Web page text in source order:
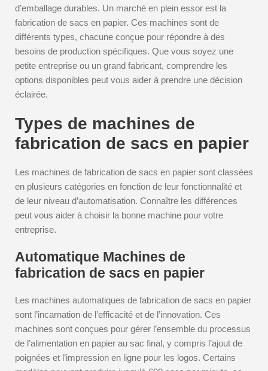
d’emballage durables. Un marché en plein essor est la
fabrication de sacs en papier. Ces machines sont de
différents types, chacune conçue pour répondre à des
besoins de production spécifiques. Que vous soyez une
petite entreprise ou un grand fabricant, comprendre les
options disponibles peut vous aider à prendre une décision
éclairée.
Types de machines de
fabrication de sacs en papier
Les machines de fabrication de sacs en papier sont classées
en plusieurs catégories en fonction de leur fonctionnalité et
de leur niveau d’automatisation. Connaître les différences
peut vous aider à choisir la bonne machine pour votre
entreprise.
Automatique Machines de
fabrication de sacs en papier
Les machines automatiques de fabrication de sacs en papier
sont l’incarnation de l’efficacité et de l’innovation. Ces
machines sont conçues pour gérer l’ensemble du processus
de l’alimentation en papier au sac final, y compris l’ajout de
poignées et l’impression en ligne pour les logos. Certains